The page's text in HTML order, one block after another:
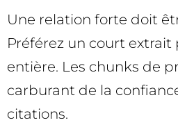
Une relation forte doit
Préférez un court extrait
entière. Les chunks de
carburant de la
citations.